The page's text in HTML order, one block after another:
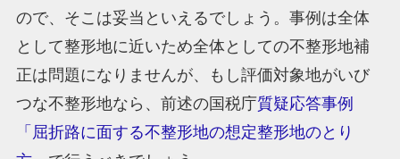
ので、そこは妥当といえるでしょう。事例は全体
として整形地に近いため全体としての不整形地補
正は問題になりませんが、もし評価対象地がいび
つな不整形地なら、前述の国税庁質疑応答事例
「屈折路に面する不整形地の想定整形地のとり